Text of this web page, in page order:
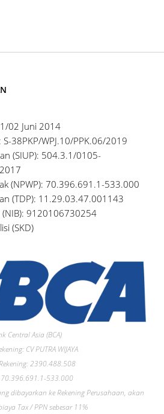
02 Juni 2014
38PKP/WPJ.10/PPK.06/2019
(SIUP): 504.3.1/0105-
(NPWP): 70.396.691.1-533.000
(TDP): 11.29.03.47.001143
9120106730254
(SKD)
Central Asia (BCA)
CV PUTRA WIJAYA
2390.488.508
70.396.691.1-533.000
dibayarkan ke Rekening Perusahaan, akan
Tax / PPN sebesar 11%